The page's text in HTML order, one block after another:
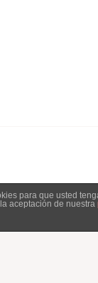
para que usted
aceptación de nuestra